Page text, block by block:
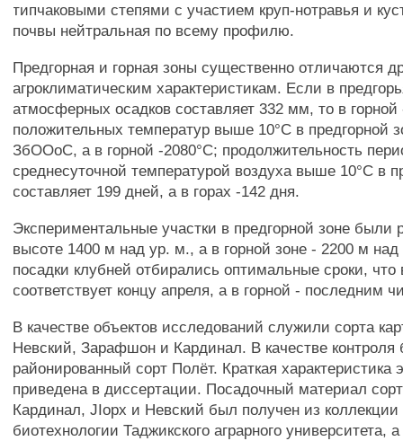
типчаковыми степями с участием круп-нотравья и
почвы нейтральная по всему профилю.
Предгорная и горная зоны существенно отличаются
агроклиматическим характеристикам. Если в
атмосферных осадков составляет 332 мм, то в
положительных температур выше 10°С в предгорной
ЗбООоС, а в горной -2080°С; продолжительность
среднесуточной температурой воздуха выше 10°С в
составляет 199 дней, а в горах -142 дня.
Экспериментальные участки в предгорной зоне были
высоте 1400 м над ур. м., а в горной зоне - 2200 м
посадки клубней отбирались оптимальные сроки, что
соответствует концу апреля, а в горной - последним
В качестве объектов исследований служили сорта
Невский, Зарафшон и Кардинал. В качестве контроля
районированный сорт Полёт. Краткая характеристика
приведена в диссертации. Посадочный материал
Кардинал, JIopx и Невский был получен из
биотехнологии Таджикского аграрного университета,